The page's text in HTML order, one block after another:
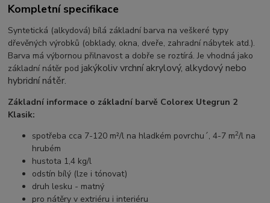
Kompletní specifikace
Syntetická (alkydová) bílá základní barva na veškeré typy
dřevěných výrobků (obklady, okna, dveře, zahradní nábytek atd.).
Barva má výbornou přilnavost a dobře se roztírá. Je vhodná jako
základní nátěr podjakýkoliv vrchní akrylový, alkydový nebo
hybridní nátěr.
Základní informace o základní barvě Colorex Utegrun 2
Klasik:
spotřeba cca 7-120 m²/l na hladkém povrchu´, 4-7 m2/l na
hrubém
hustota 1,4 kg/l
odstín bílý (lze i tónovat)
druh lesku - matný
pro nátěry v extriéru i interiéru